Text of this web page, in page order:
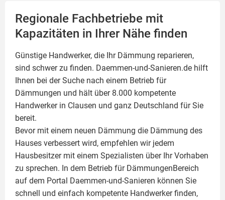
Regionale Fachbetriebe mit
Kapazitäten in Ihrer Nähe finden
Günstige Handwerker, die Ihr Dämmung reparieren,
sind schwer zu finden. Daemmen-und-Sanieren.de hilft
Ihnen bei der Suche nach einem Betrieb für
Dämmungen und hält über 8.000 kompetente
Handwerker in Clausen und ganz Deutschland für Sie
bereit.
Bevor mit einem neuen Dämmung die Dämmung des
Hauses verbessert wird, empfehlen wir jedem
Hausbesitzer mit einem Spezialisten über Ihr Vorhaben
zu sprechen. In dem Betrieb für DämmungenBereich
auf dem Portal Daemmen-und-Sanieren können Sie
schnell und einfach kompetente Handwerker finden,